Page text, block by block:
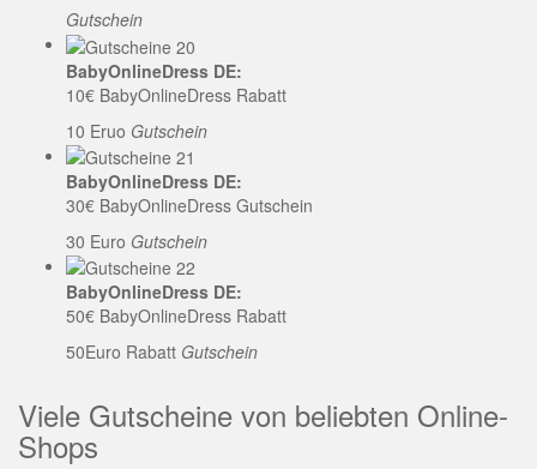
Gutschein
BabyOnlineDress DE:
10€ BabyOnlineDress Rabatt
10 Eruo Gutschein
BabyOnlineDress DE:
30€ BabyOnlineDress Gutschein
30 Euro Gutschein
BabyOnlineDress DE:
50€ BabyOnlineDress Rabatt
50Euro Rabatt Gutschein
Viele Gutscheine von beliebten Online-
Shops